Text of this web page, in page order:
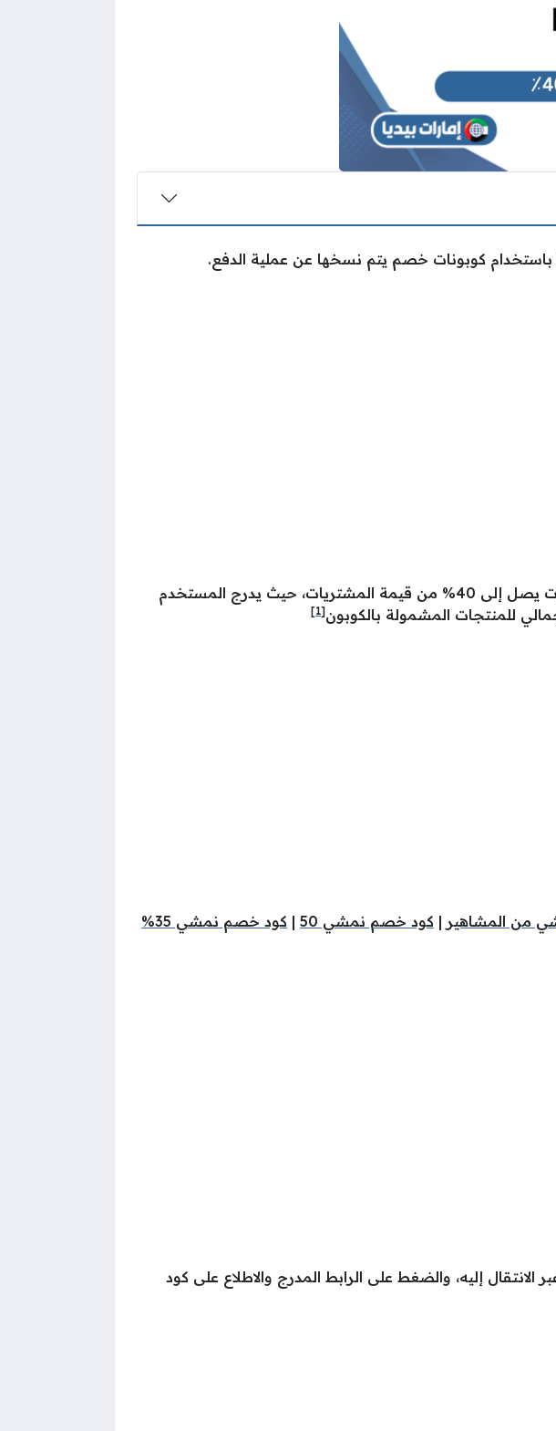
كوبونات خصم يتم نسخها عن عملية الدفع.
يوفر استخدام الكوبون SAU إمكانية الحصول على خصم على منتجات نمشي الإمارات يصل إلى 40% من قيمة المشتريات، حيث يدرج المستخدم
للمنتجات المشمولة بالكوبون[1]
من المشاهير | كود خصم نمشي 50 | كود خصم نمشي 35%
الاطلاع على كود خصم نمشي 40%، عبر الانتقال إليه، والضغط على الرابط المدرج والاطلاع على كود